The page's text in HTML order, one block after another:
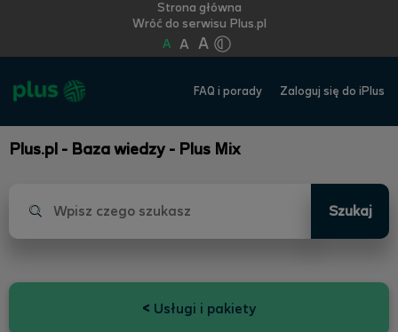
Strona główna
Wróć do serwisu Plus.pl
A A A
FAQ i porady Zaloguj się do iPlus
Plus.pl - Baza wiedzy - Plus Mix
Szukaj
< Usługi i pakiety